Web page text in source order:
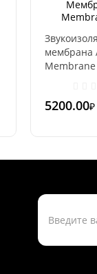
мембрана
Membrane
3м2)
синтетич..
5200.00₽